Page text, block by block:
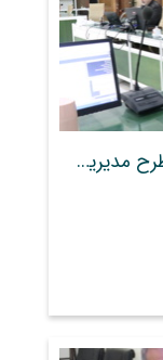
برگزاری جلسه ارائه پروپوزال‌های طرح مدیریت جامع حوزه‌های آبخیز